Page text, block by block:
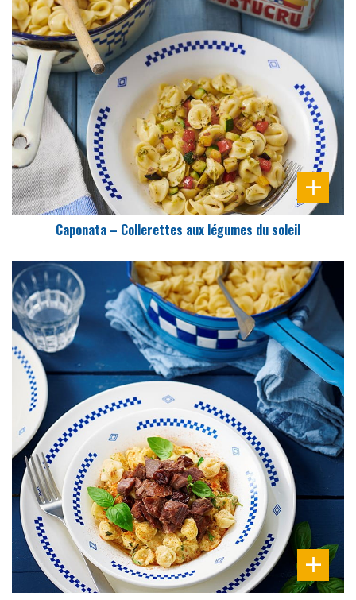
PRÉPARATION
25 Min
Caponata – Collerettes aux légumes du soleil
DIFFICULTÉ
PRÉPARATION
10 Min